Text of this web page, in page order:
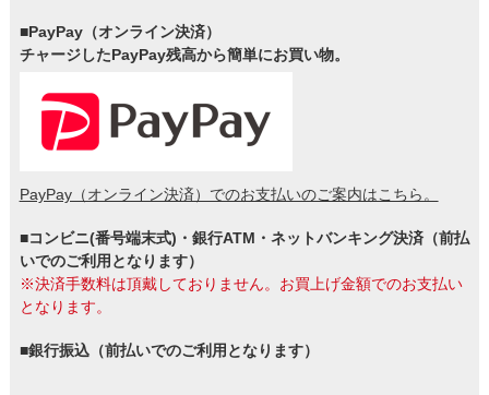
■PayPay（オンライン決済）
チャージしたPayPay残高から簡単にお買い物。
PayPay（オンライン決済）でのお支払いのご案内はこちら。
■コンビニ(番号端末式)・銀行ATM・ネットバンキング決済（前払
いでのご利用となります）
※決済手数料は頂戴しておりません。お買上げ金額でのお支払い
となります。
■銀行振込（前払いでのご利用となります）